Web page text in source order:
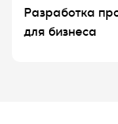
Разработка
для бизнеса